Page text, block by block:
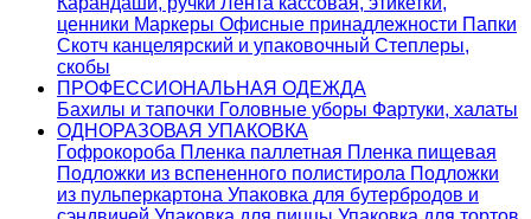
ценники Маркеры Офисные принадлежности Папки
Скотч канцелярский и упаковочный Степлеры,
скобы
ПРОФЕССИОНАЛЬНАЯ ОДЕЖДА
Бахилы и тапочки Головные уборы Фартуки, халаты
ОДНОРАЗОВАЯ УПАКОВКА
Гофрокороба Пленка паллетная Пленка пищевая
Подложки из вспененного полистирола Подложки
из пульперкартона Упаковка для бутербродов и